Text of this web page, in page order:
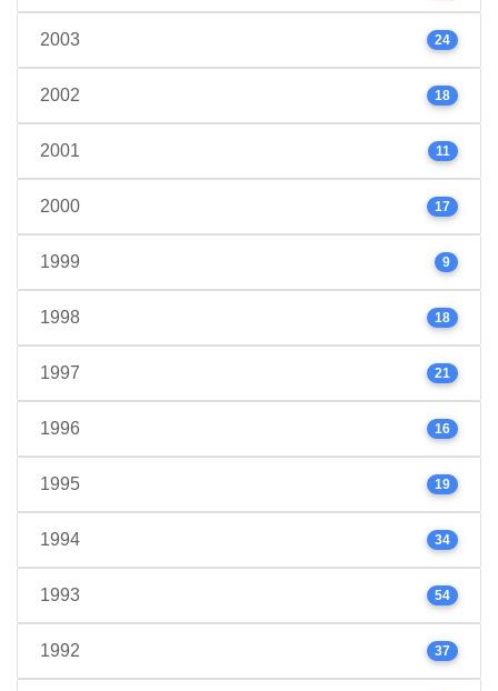
2003 24
2002 18
2001 11
2000 17
1999 9
1998 18
1997 21
1996 16
1995 19
1994 34
1993 54
1992 37